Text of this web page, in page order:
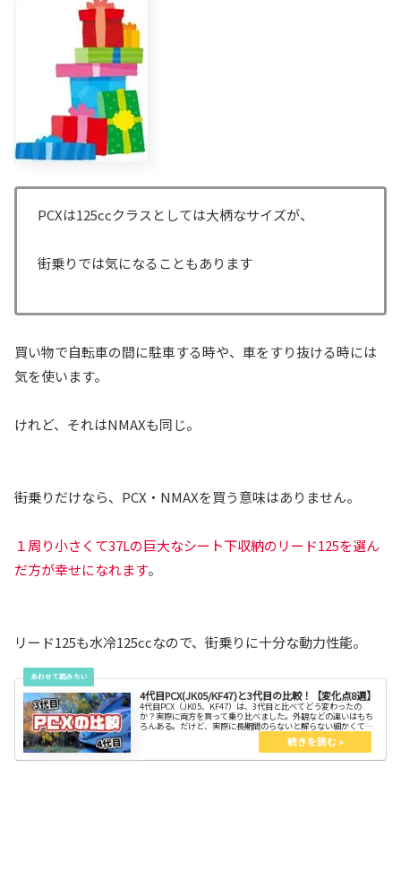
PCXは125ccクラスとしては大柄なサイズが、
街乗りでは気になることもあります
買い物で自転車の間に駐車する時や、車をすり抜ける時には
気を使います。
けれど、それはNMAXも同じ。
街乗りだけなら、PCX・NMAXを買う意味はありません。
１周り小さくて37Lの巨大なシート下収納のリード125を選ん
だ方が幸せになれます。
リード125も水冷125ccなので、街乗りに十分な動力性能。
4代目PCX(JK05/KF47)と3代目の比較！【変化点8選】
4代目PCX（JK05、KF47）は、3代目と比べてどう変わったの
か？実際に両方を買って乗り比べました。外観などの違いはもち
ろんある。だけど、実際に長期間のらないと解らない細かくてマ
ニアックな3代目PCXの改善希望点が、どうなったのか見てみよ